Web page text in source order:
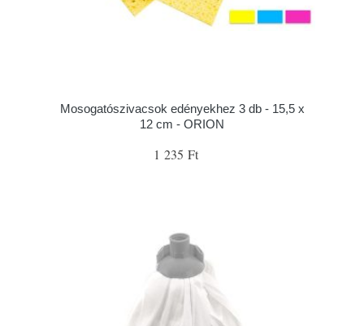
Mosogatószivacsok edényekhez 3 db - 15,5 x
12 cm - ORION
1 235 Ft